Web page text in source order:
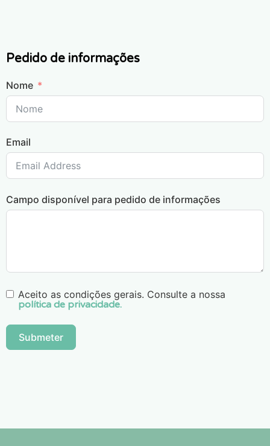
Pedido de informações
Nome
Email
Campo disponível para pedido de informações
Aceito as condições gerais. Consulte a nossa
política de privacidade.
Submeter